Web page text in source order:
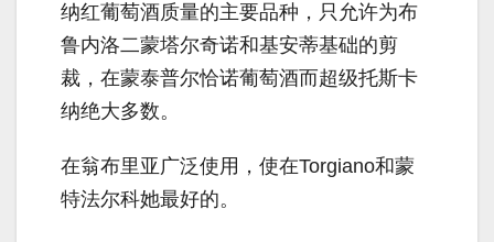
纳红葡萄酒质量的主要品种，只允许为布
鲁内洛二蒙塔尔奇诺和基安蒂基础的剪
裁，在蒙泰普尔恰诺葡萄酒而超级托斯卡
纳绝大多数。
在翁布里亚广泛使用，使在Torgiano和蒙
特法尔科她最好的。